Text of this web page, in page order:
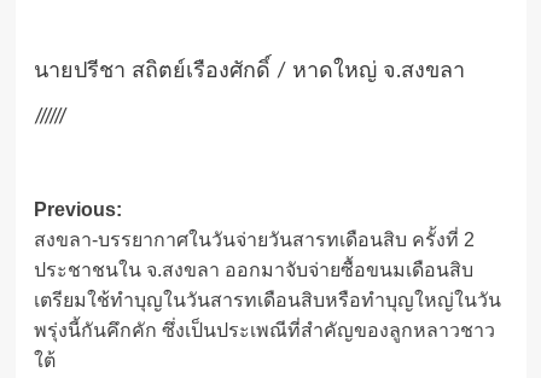
นายปรีชา สถิตย์เรืองศักดิ์ / หาดใหญ่ จ.สงขลา
//////
Post
navigation
Previous:
สงขลา-บรรยากาศในวันจ่ายวันสารทเดือนสิบ ครั้งที่ 2
ประชาชนใน จ.สงขลา ออกมาจับจ่ายซื้อขนมเดือนสิบ
เตรียมใช้ทำบุญในวันสารทเดือนสิบหรือทำบุญใหญ่ในวัน
พรุ่งนี้กันคึกคัก ซึ่งเป็นประเพณีที่สำคัญของลูกหลาวชาว
ใต้